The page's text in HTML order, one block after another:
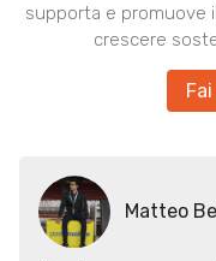
supporta e promuove
crescere
Matteo